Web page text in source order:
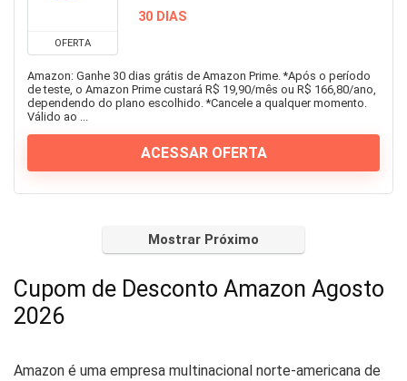
Cursos online
Eletro
Esportes
Farmácia
Jogos
Joias e Relógios
Malas e Mochilas
OFERTA
30 DIAS
Amazon: Ganhe 30 dias grátis de Amazon Prime. *Após o período
de teste, o Amazon Prime custará R$ 19,90/mês ou R$ 166,80/ano,
dependendo do plano escolhido. *Cancele a qualquer momento.
Válido ao ...
ACESSAR OFERTA
Mostrar Próximo
Cupom de Desconto Amazon Agosto
2026
Amazon é uma empresa multinacional norte-americana de